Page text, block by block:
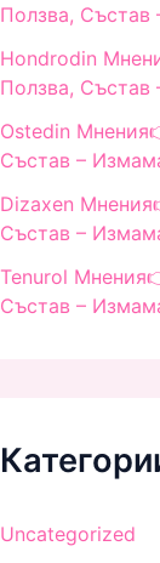
Ползва,
Hondrodin
Ползва,
Ostedin
Състав –
Dizaxen
Състав –
Tenurol
Състав –
Uncategorized